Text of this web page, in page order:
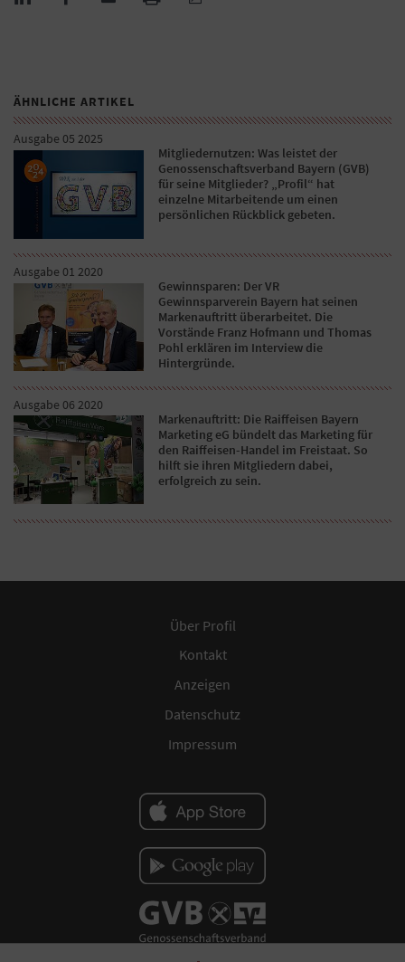
ÄHNLICHE ARTIKEL
Ausgabe 05 2025
Mitgliedernutzen: Was leistet der
Genossenschaftsverband Bayern (GVB)
für seine Mitglieder? „Profil“ hat
einzelne Mitarbeitende um einen
persönlichen Rückblick gebeten.
Ausgabe 01 2020
Gewinnsparen: Der VR
Gewinnsparverein Bayern hat seinen
Markenauftritt überarbeitet. Die
Vorstände Franz Hofmann und Thomas
Pohl erklären im Interview die
Hintergründe.
Ausgabe 06 2020
Markenauftritt: Die Raiffeisen Bayern
Marketing eG bündelt das Marketing für
den Raiffeisen-Handel im Freistaat. So
hilft sie ihren Mitgliedern dabei,
erfolgreich zu sein.
Über Profil
Kontakt
Anzeigen
Datenschutz
Impressum